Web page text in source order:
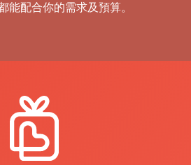
能配合你的需求及預算。
求個性化、創意環保的企業
訂製服務。我們提供的禮品
多，從日常用員具到高端營
，能夠滿足不同規模和需求